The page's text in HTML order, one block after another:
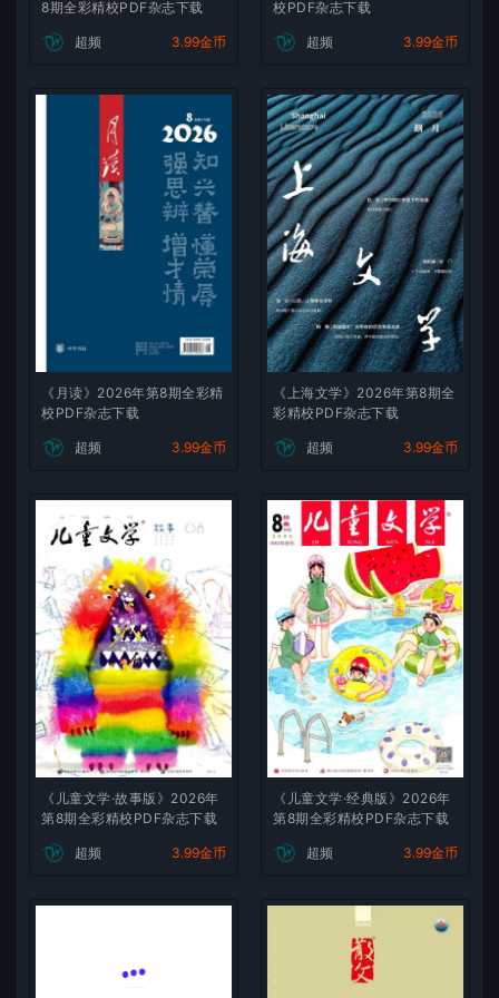
8期全彩精校PDF杂志下载
超频 3.99金币
校PDF杂志下载
超频 3.99金币
《月读》2026年第8期全彩精
校PDF杂志下载
超频 3.99金币
《上海文学》2026年第8期全
彩精校PDF杂志下载
超频 3.99金币
《儿童文学·故事版》2026年
第8期全彩精校PDF杂志下载
超频 3.99金币
《儿童文学·经典版》2026年
第8期全彩精校PDF杂志下载
超频 3.99金币